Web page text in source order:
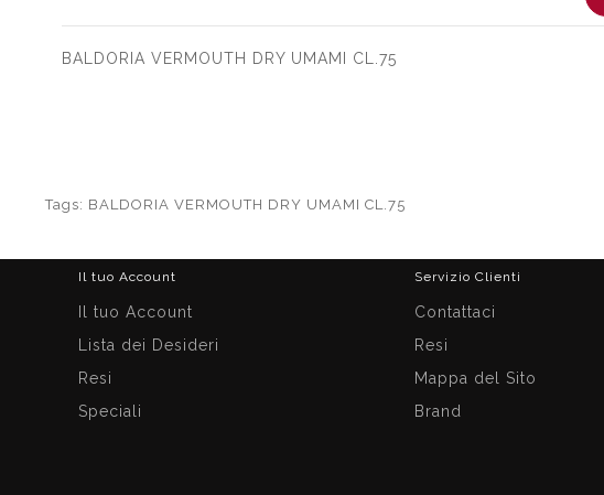
BALDORIA VERMOUTH DRY UMAMI CL.75
Tags: BALDORIA VERMOUTH DRY UMAMI CL.75
Servizio Clienti
Contattaci
Resi
Mappa del Sito
Brand
Il tuo Account
Il tuo Account
Lista dei Desideri
Resi
Speciali